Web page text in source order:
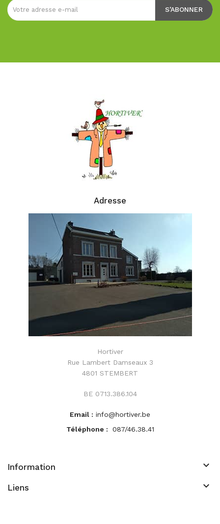
Adresse
Hortiver
Rue Lambert Damseaux 3
4801 STEMBERT
BE 0713.386.104
Email : info@hortiver.be
Téléphone :
087/46.38.41
Information keyboard_arrow_down
Liens keyboard_arrow_down